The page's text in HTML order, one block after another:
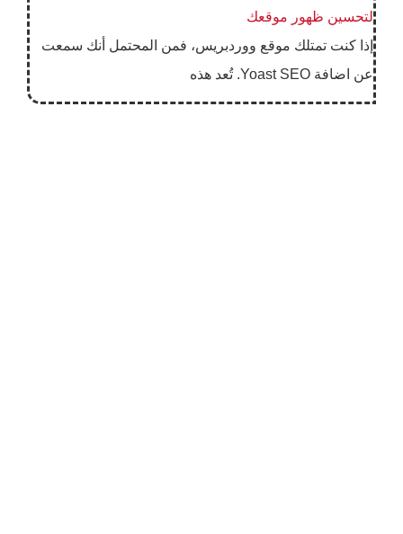
لتحسين ظهور موقعك
إذا كنت تمتلك موقع ووردبريس، فمن المحتمل أنك سمعت
عن اضافة Yoast SEO. تُعد هذه